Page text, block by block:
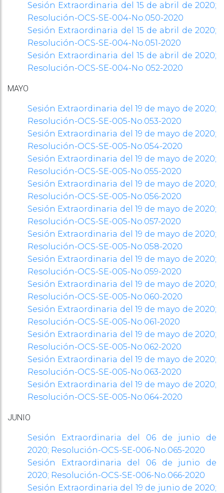
Sesión Extraordinaria del 15 de abril de 2020;
Resolución-OCS-SE-004-No.050-2020
Sesión Extraordinaria del 15 de abril de 2020;
Resolución-OCS-SE-004-No.051-2020
Sesión Extraordinaria del 15 de abril de 2020;
Resolución-OCS-SE-004-No 052-2020
MAYO
Sesión Extraordinaria del 19 de mayo de 2020;
Resolución-OCS-SE-005-No.053-2020
Sesión Extraordinaria del 19 de mayo de 2020;
Resolución-OCS-SE-005-No.054-2020
Sesión Extraordinaria del 19 de mayo de 2020;
Resolución-OCS-SE-005-No.055-2020
Sesión Extraordinaria del 19 de mayo de 2020;
Resolución-OCS-SE-005-No.056-2020
Sesión Extraordinaria del 19 de mayo de 2020;
Resolución-OCS-SE-005-No.057-2020
Sesión Extraordinaria del 19 de mayo de 2020;
Resolución-OCS-SE-005-No.058-2020
Sesión Extraordinaria del 19 de mayo de 2020;
Resolución-OCS-SE-005-No.059-2020
Sesión Extraordinaria del 19 de mayo de 2020;
Resolución-OCS-SE-005-No.060-2020
Sesión Extraordinaria del 19 de mayo de 2020;
Resolución-OCS-SE-005-No.061-2020
Sesión Extraordinaria del 19 de mayo de 2020;
Resolución-OCS-SE-005-No.062-2020
Sesión Extraordinaria del 19 de mayo de 2020;
Resolución-OCS-SE-005-No.063-2020
Sesión Extraordinaria del 19 de mayo de 2020;
Resolución-OCS-SE-005-No.064-2020
JUNIO
Sesión Extraordinaria del 06 de junio de
2020; Resolución-OCS-SE-006-No.065-2020
Sesión Extraordinaria del 06 de junio de
2020; Resolución-OCS-SE-006-No.066-2020
Sesión Extraordinaria del 19 de junio de 2020;